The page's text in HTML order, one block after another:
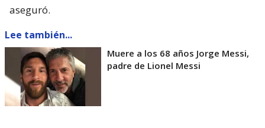
aseguró.
Lee también...
Muere a los 68 años Jorge Messi,
padre de Lionel Messi